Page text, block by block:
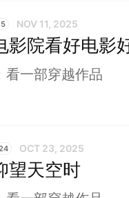
NOV 11, 2025
影院看好电影
看一部穿越作品
OCT 23, 2025
望天空时